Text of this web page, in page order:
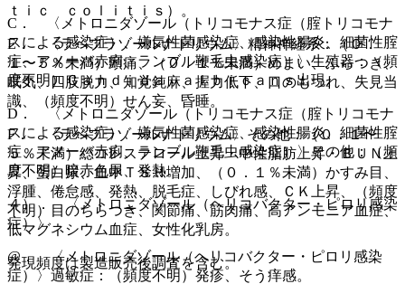
C． 〈メトロニダゾール（トリコモナス症（腟トリコモナ
スによる感染症）、嫌気性菌感染症、感染性腸炎、細菌性腟
症、アメーバ赤痢、ランブル鞭毛虫感染症）〉生殖器：（頻
度不明）Ｃａｎｄｉｄａ ａｌｂｉｃａｎｓ出現。
D． 〈メトロニダゾール（トリコモナス症（腟トリコモナ
スによる感染症）、嫌気性菌感染症、感染性腸炎、細菌性腟
症、アメーバ赤痢、ランブル鞭毛虫感染症）〉その他：（頻
度不明）暗赤色尿、発熱。
４）． 〈メトロニダゾール（ヘリコバクター・ピロリ感染
症）〉
@． 〈メトロニダゾール（ヘリコバクター・ピロリ感染
症）〉過敏症：（頻度不明）発疹、そう痒感。
ｔｉｃ ｃｏｌｉｔｉｓ）。
E． 〈ラベプラゾールナトリウム〉精神神経系：（０．
１〜５％未満）頭痛、（０．１％未満）めまい、ふらつき、
眠気、四肢脱力、知覚鈍麻、握力低下、口のもつれ、失見当
識、（頻度不明）せん妄、昏睡。
F． 〈ラベプラゾールナトリウム〉その他：（０．１〜
５％未満）総コレステロール上昇・中性脂肪上昇・ＢＵＮ上
昇、蛋白尿、血中ＴＳＨ増加、（０．１％未満）かすみ目、
浮腫、倦怠感、発熱、脱毛症、しびれ感、ＣＫ上昇、（頻度
不明）目のちらつき、関節痛、筋肉痛、高アンモニア血症、
低マグネシウム血症、女性化乳房。
発現頻度は製造販売後調査を含む。